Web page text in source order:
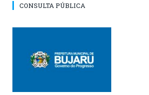
CONSULTA PÚBLICA